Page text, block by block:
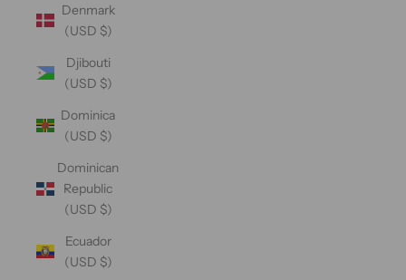
Denmark
(USD $)
Djibouti
(USD $)
Dominica
(USD $)
Dominican
Republic
(USD $)
Ecuador
(USD $)